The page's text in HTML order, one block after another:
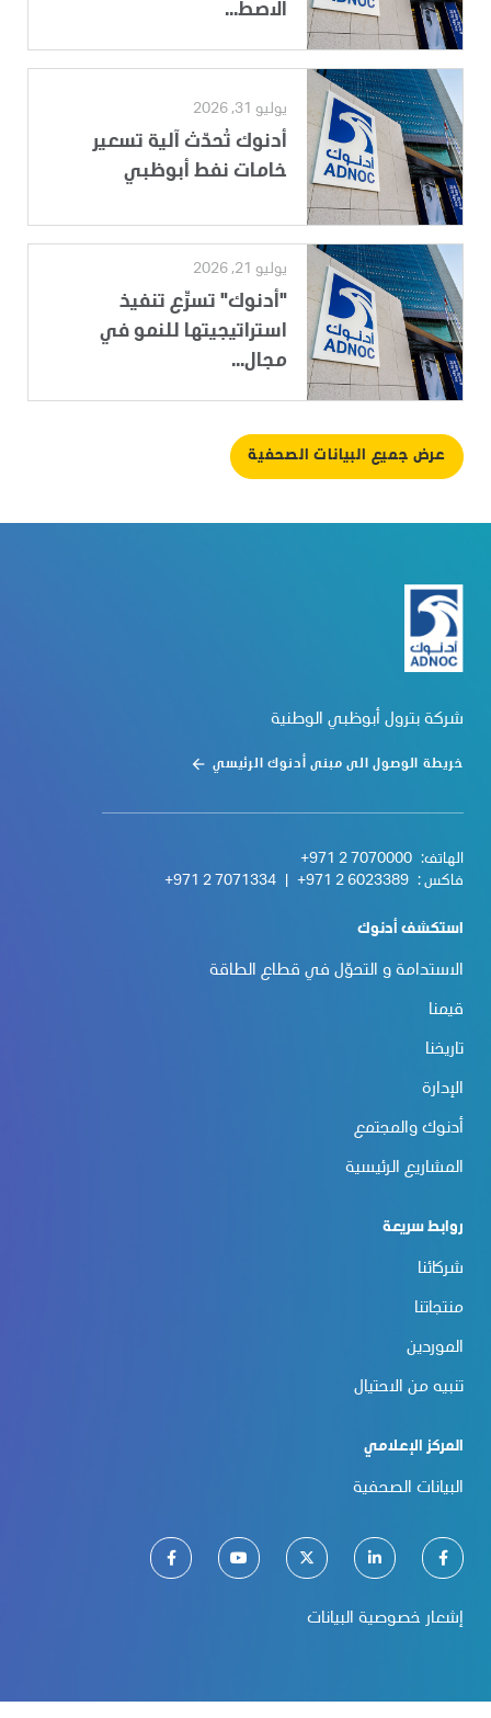
الاصط...
يوليو 31, 2026
أدنوك تُحدّث آلية تسعير
خامات نفط أبوظبي
يوليو 21, 2026
"أدنوك" تسرِّع تنفيذ
استراتيجيتها للنمو في
مجال...
عرض جميع البيانات الصحفية
شركة بترول أبوظبي الوطنية
خريطة الوصول الى مبنى أدنوك الرئيسي
الهاتف: +971 2 7070000
فاكس : +971 2 6023389
+971 2 7071334
استكشف أدنوك
الاستدامة و التحوّل في قطاع الطاقة
قيمنا
تاريخنا
الإدارة
أدنوك والمجتمع
المشاريع الرئيسية
روابط سريعة
شركائنا
منتجاتنا
الموردين
تنبيه من الاحتيال
المركز الإعلامي
البيانات الصحفية
إشعار خصوصية البيانات